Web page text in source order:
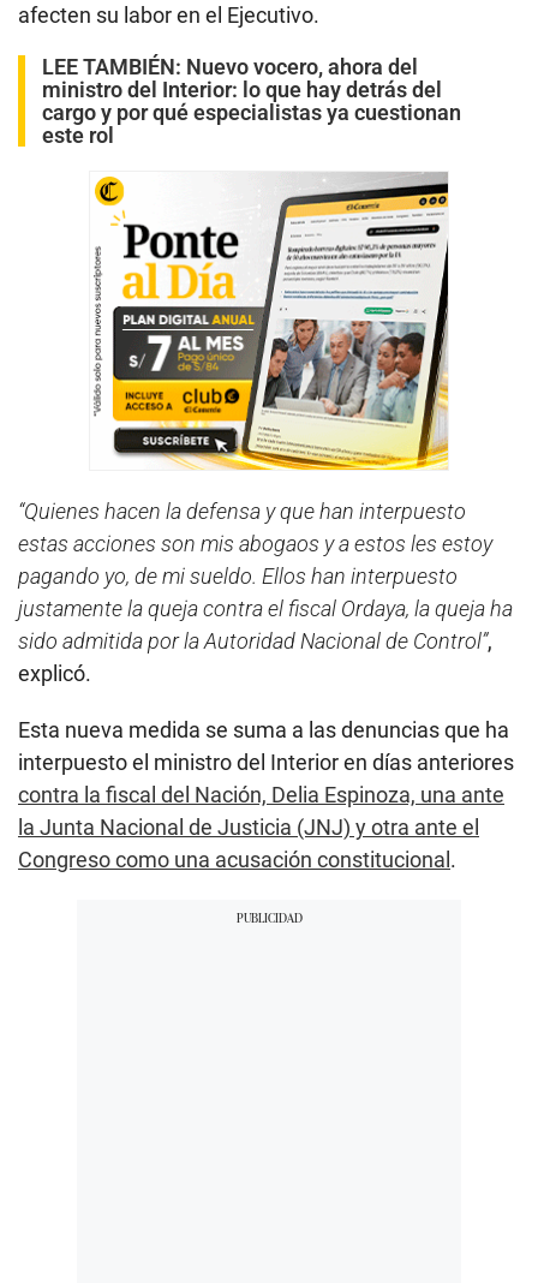
afecten su labor en el Ejecutivo.
LEE TAMBIÉN: Nuevo vocero, ahora del
ministro del Interior: lo que hay detrás del
cargo y por qué especialistas ya cuestionan
este rol
“Quienes hacen la defensa y que han interpuesto
estas acciones son mis abogaos y a estos les estoy
pagando yo, de mi sueldo. Ellos han interpuesto
justamente la queja contra el fiscal Ordaya, la queja ha
sido admitida por la Autoridad Nacional de Control”,
explicó.
Esta nueva medida se suma a las denuncias que ha
interpuesto el ministro del Interior en días anteriores
contra la fiscal del Nación, Delia Espinoza, una ante
la Junta Nacional de Justicia (JNJ) y otra ante el
Congreso como una acusación constitucional.